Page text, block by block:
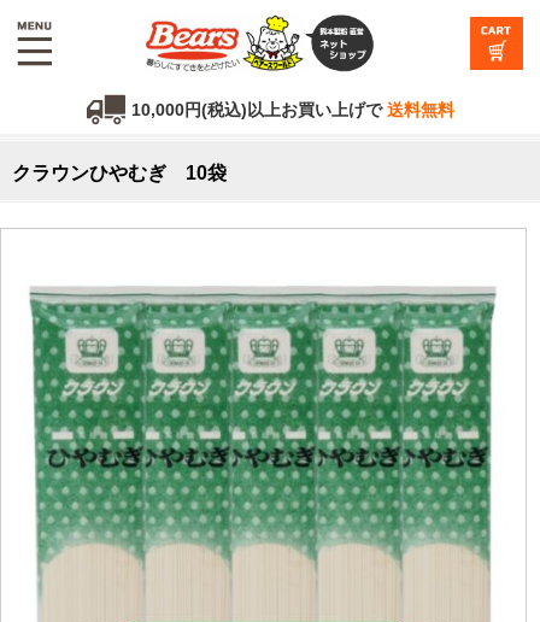
10,000円(税込)以上お買い上げで送料無料
クラウンひやむぎ 10袋